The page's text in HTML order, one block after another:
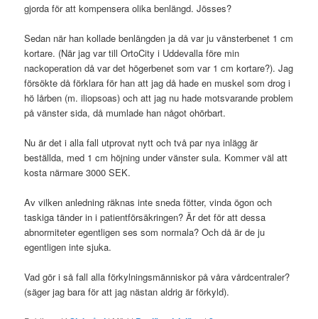
gjorda för att kompensera olika benlängd. Jösses?
Sedan när han kollade benlängden ja då var ju vänsterbenet 1 cm
kortare. (När jag var till OrtoCity i Uddevalla före min
nackoperation då var det högerbenet som var 1 cm kortare?). Jag
försökte då förklara för han att jag då hade en muskel som drog i
hö lårben (m. iliopsoas) och att jag nu hade motsvarande problem
på vänster sida, då mumlade han något ohörbart.
Nu är det i alla fall utprovat nytt och två par nya inlägg är
beställda, med 1 cm höjning under vänster sula. Kommer väl att
kosta närmare 3000 SEK.
Av vilken anledning räknas inte sneda fötter, vinda ögon och
taskiga tänder in i patientförsäkringen? Är det för att dessa
abnormiteter egentligen ses som normala? Och då är de ju
egentligen inte sjuka.
Vad gör i så fall alla förkylningsmänniskor på våra vårdcentraler?
(säger jag bara för att jag nästan aldrig är förkyld).